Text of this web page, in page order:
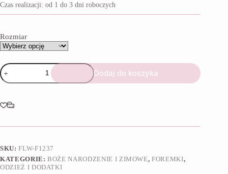
9,90 zł
do
Czas realizacji: od 1 do 3 dni roboczych
Rozmiar
ilość
Foremka
Sweter
2
Dodaj do koszyka
SKU:FLW-F1237
KATEGORIE:BOŻE NARODZENIE I ZIMOWE,FOREMKI,
ODZIEŻ I DODATKI